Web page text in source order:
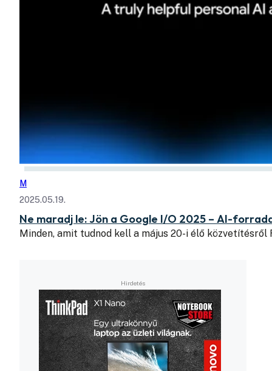
M
2025.05.19.
Ne maradj le: Jön a Google I/O 2025 – AI-
Minden, amit tudnod kell a május 20-i élő közvetítésről